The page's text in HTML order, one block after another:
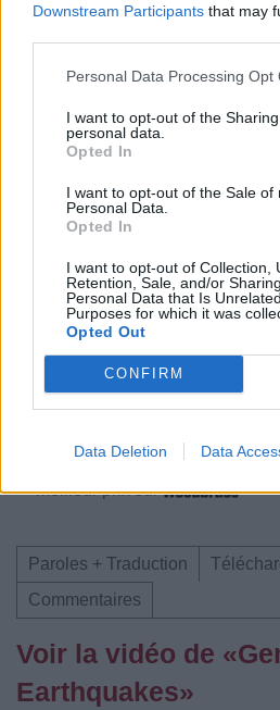
Downstream Participants that may
Personal Data Processing Opt
I want to opt-out of the
personal data.
Opted In
I want to opt-out of the Sale of
Personal Data.
Opted In
I want to opt-out of Collection,
Retention, Sale, and/or
Personal Data that Is
Purposes for which it was
Opted Out
CONFIRM
Data Deletion Data
Chanteurs :
(Step I)
Paroles + Traduction
Commentaires
Pour prolonger le plaisir
Vous aimez chanter, apprenez
Télécharger légalement les
Télécharger légalement les
Trouver des vinyles et des CD
Trouver un instrument de
meilleur prix sur
Paroles + Traduction
Commentaires
Voir la vidéo de
Earthquakes»